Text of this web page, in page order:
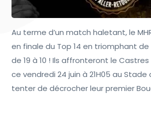
Au terme d’un match haletant, le
en finale du Top 14 en triomphant de
de 19 à 10 ! Ils affronteront le
ce vendredi 24 juin à 21H05 au Stade
tenter de décrocher leur premier